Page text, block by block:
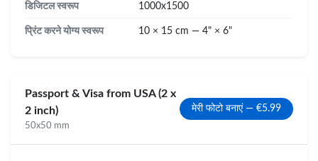
डिजिटल स्वरूप 1000x1500
प्रिंट करने योग्य स्वरूप 10 × 15 cm — 4" × 6"
Passport & Visa from USA (2 x
2 inch)
50x50 mm
मेरी फोटो बनाएं — €5.99